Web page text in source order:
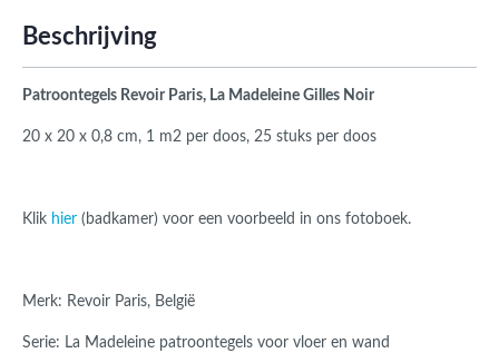
Beschrijving
Patroontegels Revoir Paris, La Madeleine Gilles Noir
20 x 20 x 0,8 cm, 1 m2 per doos, 25 stuks per doos
Klik hier (badkamer) voor een voorbeeld in ons fotoboek.
Merk: Revoir Paris, België
Serie: La Madeleine patroontegels voor vloer en wand